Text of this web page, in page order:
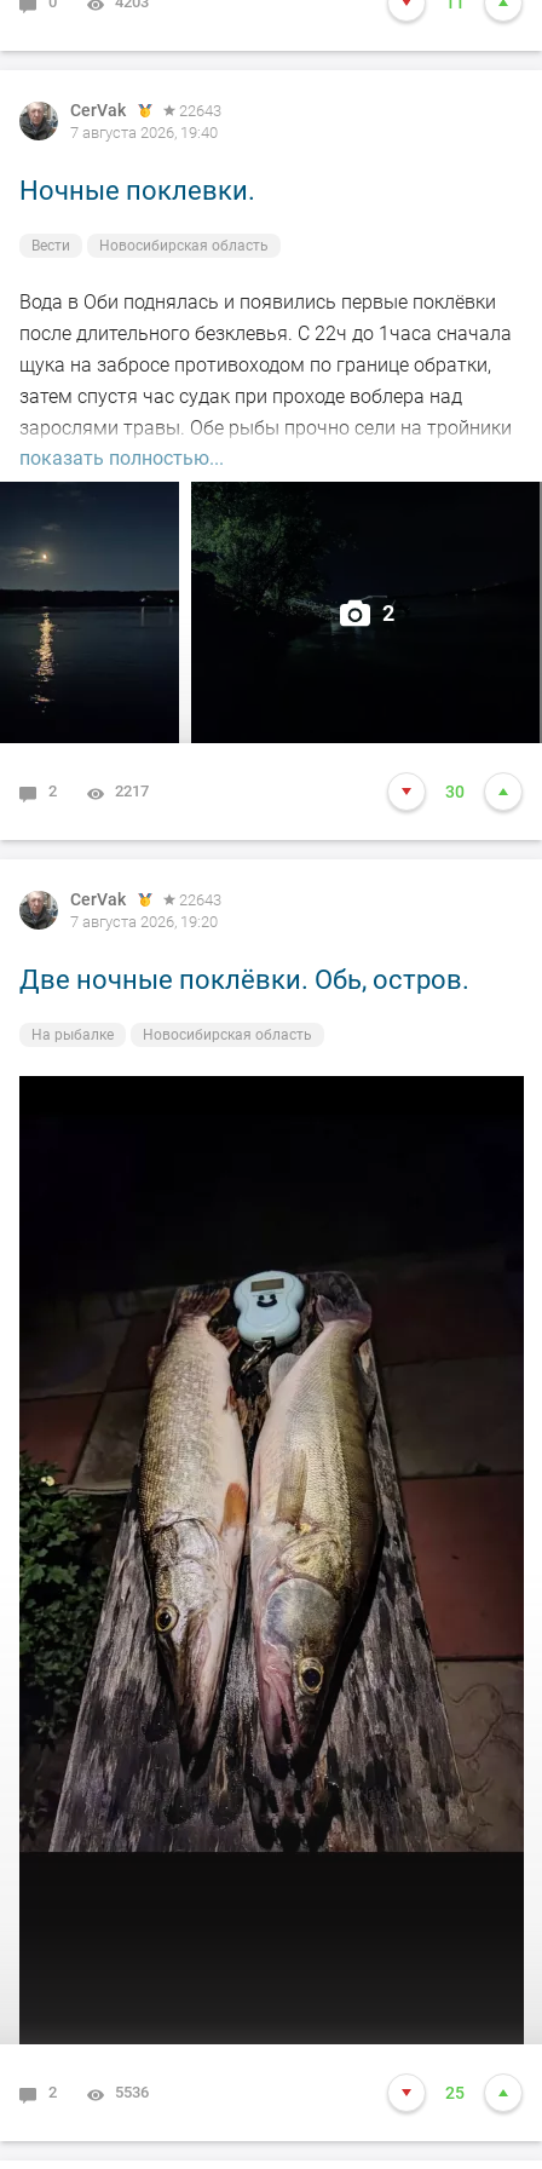
CerVak
22643
7 августа 2026, 19:40
Ночные поклевки.
Вести Новосибирская область
Вода в Оби поднялась и появились первые поклёвки
после длительного безклевья. С 22ч до 1часа сначала
щука на забросе противоходом по границе обратки,
затем спустя час судак при проходе воблера над
зарослями травы. Обе рыбы прочно сели на тройники
и при чистке оказались с пустыми желудками. Ждем
дальнейших поклёвок.
показать полностью...
2
2 2217 30
CerVak
22643
7 августа 2026, 19:20
Две ночные поклёвки. Обь, остров.
На рыбалке Новосибирская область
2 5536 25